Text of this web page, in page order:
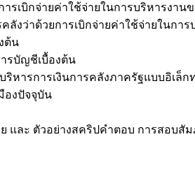
ารเบิกจ่ายค่าใช้จ่ายในการบริหารงาน
ลังว่าด้วยการเบิกจ่ายค่าใช้จ่ายในกา
ต้น
รบัญชีเบื้องต้น
ริหารการเงินการคลังภาครัฐแบบอิเล็ก
องปัจจุบัน
ย และ ตัวอย่างสคริปคำตอบ การสอบสั